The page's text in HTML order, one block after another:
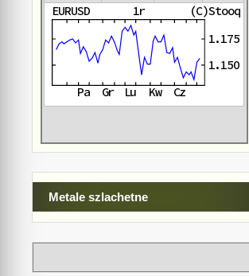
Metale szlachetne